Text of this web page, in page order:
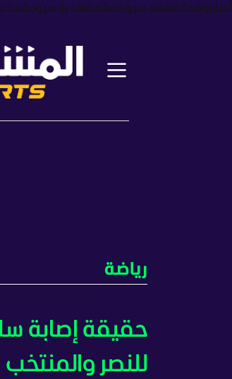
أخبار برامجالمشهد سبورتسالمشهد بزنسبودكاست
رياضة
حقيقة إصابة
للنصر